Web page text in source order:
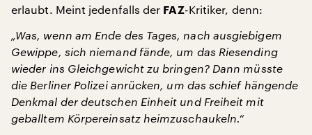
erlaubt. Meint jedenfalls der FAZ-Kritiker, denn:
„Was, wenn am Ende des Tages, nach ausgiebigem
Gewippe, sich niemand fände, um das Riesending
wieder ins Gleichgewicht zu bringen? Dann müsste
die Berliner Polizei anrücken, um das schief hängende
Denkmal der deutschen Einheit und Freiheit mit
geballtem Körpereinsatz heimzuschaukeln.“